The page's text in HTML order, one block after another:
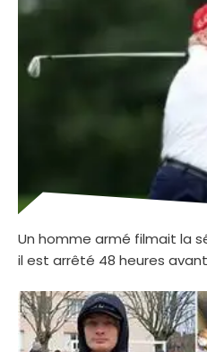
Un homme armé filmait la
il est arrêté 48 heures